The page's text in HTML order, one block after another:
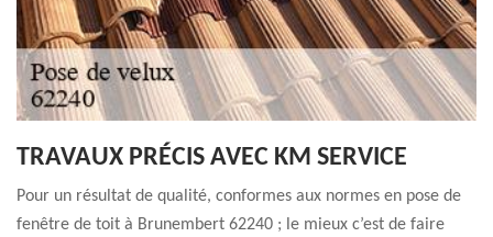
TRAVAUX PRÉCIS AVEC KM SERVICE
Pour un résultat de qualité, conformes aux normes en pose de
fenêtre de toit à Brunembert 62240 ; le mieux c’est de faire